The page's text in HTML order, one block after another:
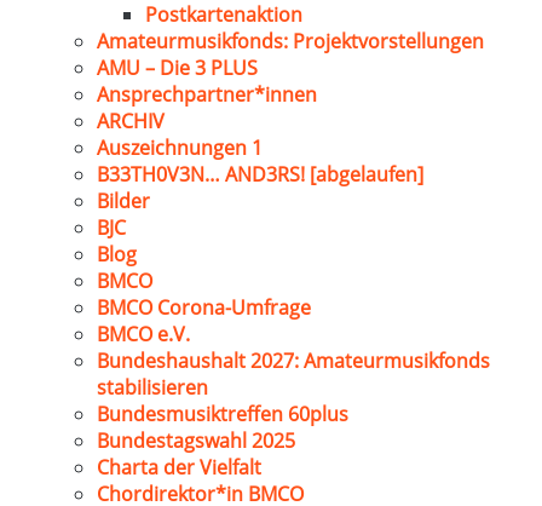
Postkartenaktion
Amateurmusikfonds: Projektvorstellungen
AMU – Die 3 PLUS
Ansprechpartner*innen
ARCHIV
Auszeichnungen 1
B33TH0V3N… AND3RS! [abgelaufen]
Bilder
BJC
Blog
BMCO
BMCO Corona-Umfrage
BMCO e.V.
Bundeshaushalt 2027: Amateurmusikfonds
stabilisieren
Bundesmusiktreffen 60plus
Bundestagswahl 2025
Charta der Vielfalt
Chordirektor*in BMCO